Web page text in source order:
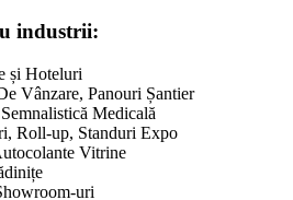
industrii:
și Hoteluri
Vânzare, Panouri Șantier
Medicală
Roll-up, Standuri Expo
Vitrine
uri